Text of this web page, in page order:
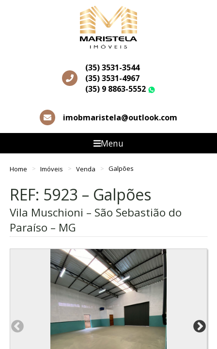
(35) 3531-3544
(35) 3531-4967
(35) 9 8863-5552
imobmaristela@outlook.com
Menu
Home Imóveis Venda Galpões
REF: 5923 – Galpões
Vila Muschioni – São Sebastião do
Paraíso – MG